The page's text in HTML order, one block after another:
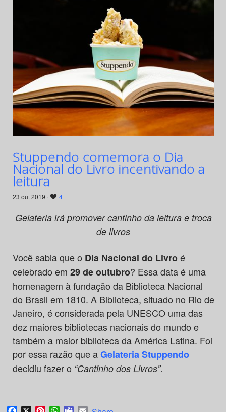
Stuppendo comemora o Dia
Nacional do Livro incentivando a
leitura
23 out 2019 · 4
Gelateria irá promover cantinho da leitura e troca
de livros
Você sabia que o Dia Nacional do Livroé
celebrado em 29 de outubro? Essa data é uma
homenagem à fundação da Biblioteca Nacional
do Brasil em 1810. A Biblioteca, situado no Rio de
Janeiro, é considerada pela UNESCO uma das
dez maiores bibliotecas nacionais do mundo e
também a maior biblioteca da América Latina. Foi
por essa razão que aGelateria Stuppendo
decidiu fazer o “Cantinho dos Livros”.